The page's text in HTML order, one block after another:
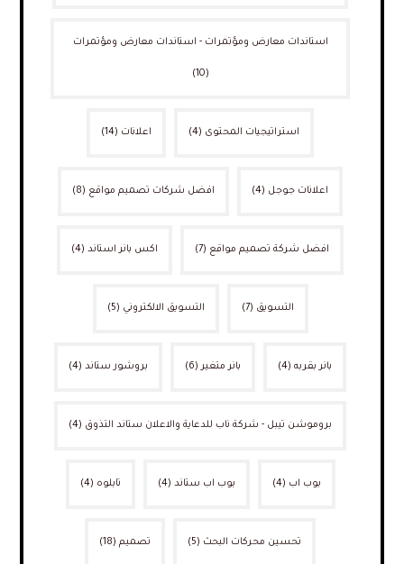
استاندات معارض ومؤتمرات - استاندات معارض ومؤتمرات
(10)
استراتيجيات المحتوى (4) اعلانات (14)
اعلانات جوجل (4) افضل شركات تصميم مواقع (8)
افضل شركة تصميم مواقع (7) اكس بانر استاند (4)
التسويق (7) التسويق الالكتروني (5)
بانر بقربه (4) بانر متغير (6) بروشور ستاند (4)
بروموشن تيبل - شركة ناب للدعاية والاعلان ستاند التذوق (4)
بوب اب (4) بوب اب ستاند (4) تابلوه (4)
تحسين محركات البحث (5) تصميم (18)